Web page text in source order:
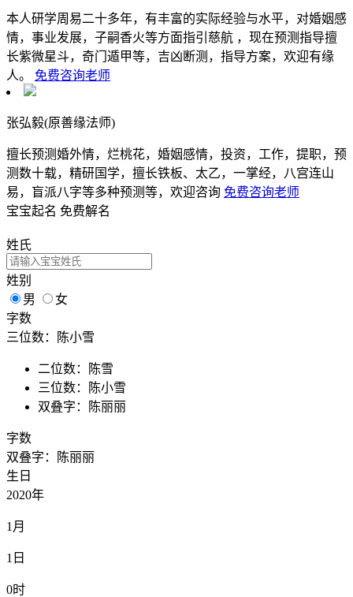
本人研学周易二十多年，有丰富的实际经验与水平，对婚姻感
情，事业发展，子嗣香火等方面指引慈航 ，现在预测指导擅
长紫微星斗，奇门遁甲等，吉凶断测，指导方案，欢迎有缘
人。
免费咨询老师
张弘毅(原善缘法师)
擅长预测婚外情，烂桃花，婚姻感情，投资，工作，提职，预
测数十载，精研国学，擅长铁板、太乙，一掌经，八宫连山
易，盲派八字等多种预测等，欢迎咨询 免费咨询老师
宝宝起名 免费解名
姓氏
姓别
男
女
字数
三位数：陈小雪
二位数：陈雪
三位数：陈小雪
双叠字：陈丽丽
字数
双叠字：陈丽丽
生日
2020年
1月
1日
0时